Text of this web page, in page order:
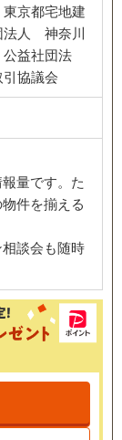
京都宅地建
法人 神奈川
益社団法
協議会
量です。た
件を揃える
談会も随時